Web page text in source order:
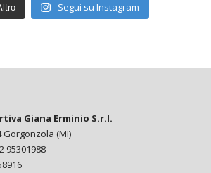
Segui su Instagram
Giana Erminio S.r.l.
Gorgonzola (MI)
95301988